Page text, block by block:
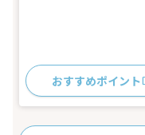
おすすめポイント